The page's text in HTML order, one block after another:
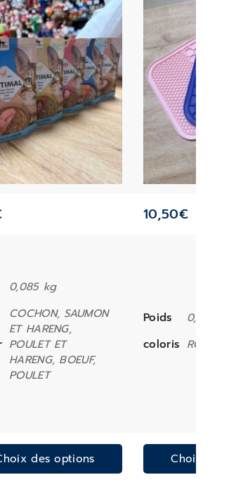
10,50€
0,085 kg
COCHON, SAUMON
ET HARENG,
POULET ET
HARENG, BOEUF,
POULET
Poids
0,14 kg
coloris ROSE,
des options Choix